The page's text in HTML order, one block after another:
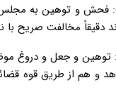
و توهین به مجلس
دقیقاً مخالفت صریح
هم از طریق قوه